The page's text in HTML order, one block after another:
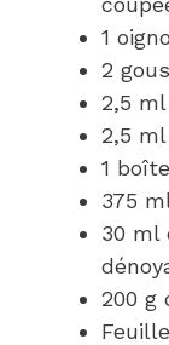
1
2
2,5
2,5
1
375
30 ml
200 g